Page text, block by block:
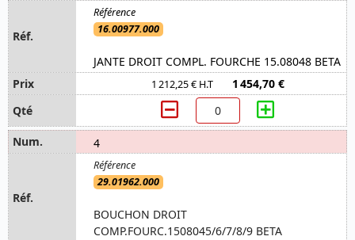
16.00977.000
JANTE DROIT COMPL. FOURCHE 15.08048 BETA
1 212,25 € H.T 1 454,70 €
4
29.01962.000
BOUCHON DROIT
COMP.FOURC.1508045/6/7/8/9 BETA